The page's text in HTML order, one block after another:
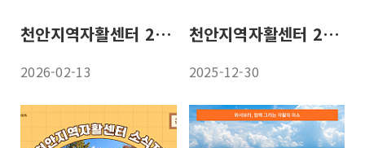
천안지역자활센터 26년 2월 소식지
2026-02-13
천안지역자활센터 25년 12월 소식지
2025-12-30